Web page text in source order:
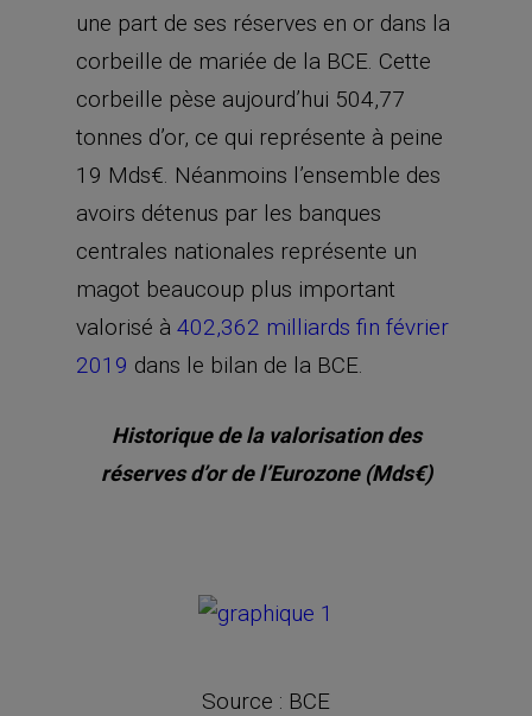
une part de ses réserves en or dans la
corbeille de mariée de la BCE. Cette
corbeille pèse aujourd’hui 504,77
tonnes d’or, ce qui représente à peine
19 Mds€. Néanmoins l’ensemble des
avoirs détenus par les banques
centrales nationales représente un
magot beaucoup plus important
valorisé à 402,362 milliards fin février
2019 dans le bilan de la BCE.
Historique de la valorisation des
réserves d’or de l’Eurozone (Mds€)
Source : BCE